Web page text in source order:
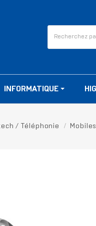
INFORMATIQUE
/ Téléphonie